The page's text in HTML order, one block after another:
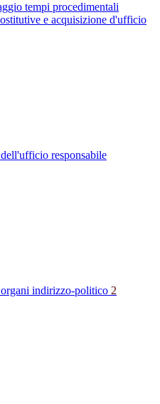
tempi procedimentali
e acquisizione d'ufficio
responsabile
indirizzo-politico 2